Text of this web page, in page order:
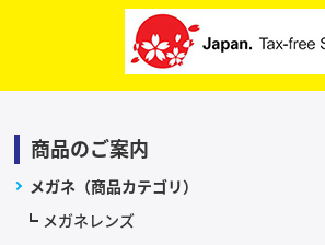
商品のご案内
メガネ（商品カテゴリ）
メガネレンズ